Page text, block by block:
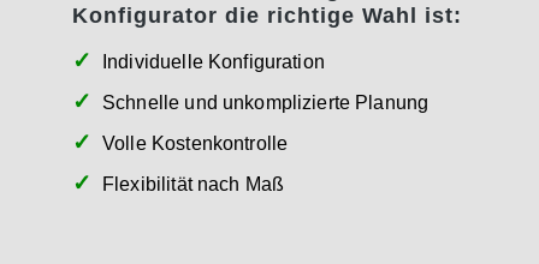
Konfigurator die richtige Wahl ist:
Individuelle Konfiguration
Schnelle und unkomplizierte Planung
Volle Kostenkontrolle
Flexibilität nach Maß